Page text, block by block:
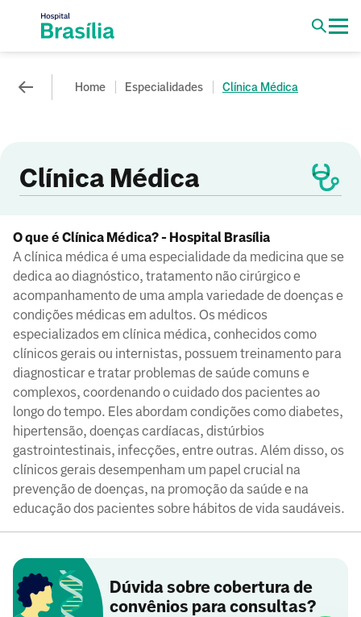
Home Especialidades Clínica Médica
Clínica Médica
O que é Clínica Médica? - Hospital Brasília
A clínica médica é uma especialidade da medicina que se
dedica ao diagnóstico, tratamento não cirúrgico e
acompanhamento de uma ampla variedade de doenças e
condições médicas em adultos. Os médicos
especializados em clínica médica, conhecidos como
clínicos gerais ou internistas, possuem treinamento para
diagnosticar e tratar problemas de saúde comuns e
complexos, coordenando o cuidado dos pacientes ao
longo do tempo. Eles abordam condições como diabetes,
hipertensão, doenças cardíacas, distúrbios
gastrointestinais, infecções, entre outras. Além disso, os
clínicos gerais desempenham um papel crucial na
prevenção de doenças, na promoção da saúde e na
educação dos pacientes sobre hábitos de vida saudáveis.
Dúvida sobre cobertura de
convênios para consultas?